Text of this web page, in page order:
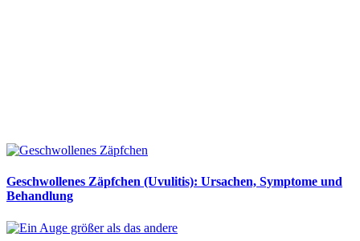
Geschwollenes Zäpfchen (Uvulitis): Ursachen, Symptome und
Behandlung